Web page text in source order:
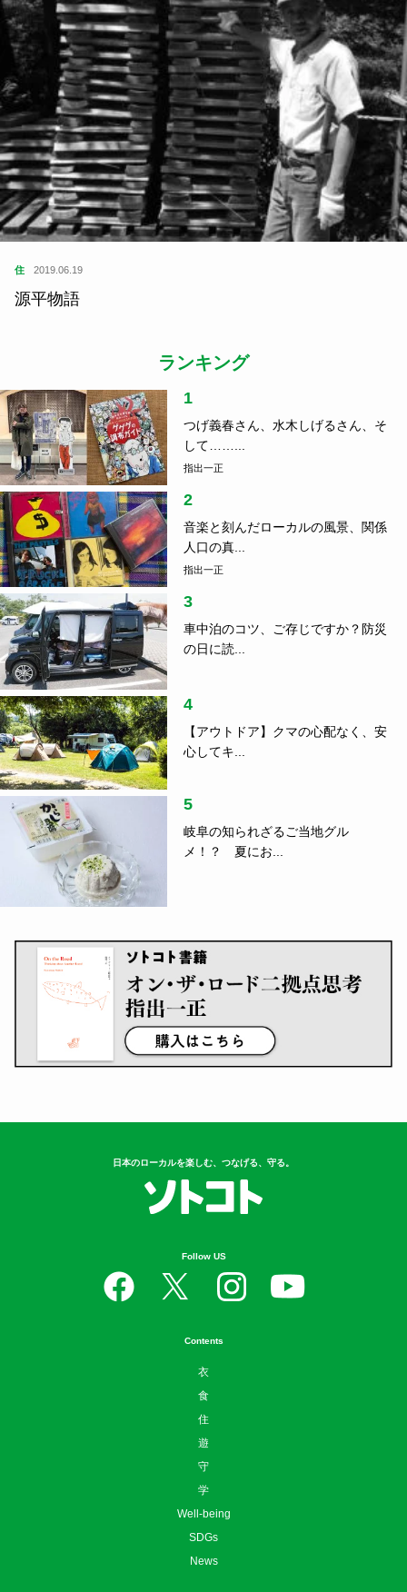
住 2019.06.19
源平物語
ランキング
1
つげ義春さん、水木しげるさん、そ
して……...
指出一正
2
音楽と刻んだローカルの風景、関係
人口の真...
指出一正
3
車中泊のコツ、ご存じですか？防災
の日に読...
4
【アウトドア】クマの心配なく、安
心してキ...
5
岐阜の知られざるご当地グル
メ！？ 夏にお...
日本のローカルを楽しむ、つなげる、守る。
Follow US
Contents
衣
食
住
遊
守
学
Well-being
SDGs
News